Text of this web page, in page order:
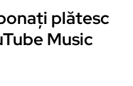
plătesc
Music